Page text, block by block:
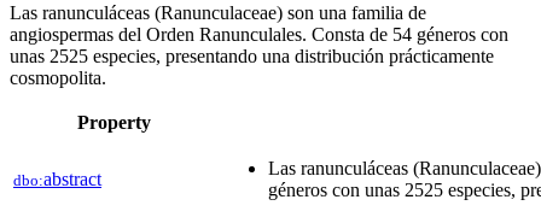
Las ranunculáceas (Ranunculaceae) son una familia de
angiospermas del Orden Ranunculales. Consta de 54 géneros con
unas 2525 especies, presentando una distribución prácticamente
cosmopolita.
Property
dbo:abstract
Las ranunculáceas
géneros con unas 2525 especies,